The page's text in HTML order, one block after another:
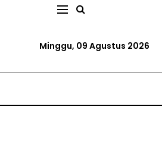
Minggu, 09 Agustus 2026